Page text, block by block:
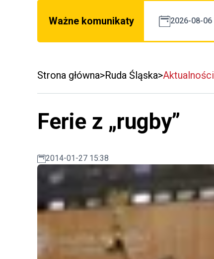
Ważne komunikaty 2026-08-06
Strona główna Ruda Śląska Aktualności
Ferie z „rugby”
2014-01-27 15:38